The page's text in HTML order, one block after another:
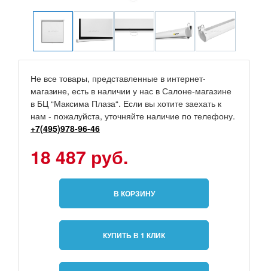
Не все товары, представленные в интернет-
магазине, есть в наличии у нас в Салоне-магазине
в БЦ “Максима Плаза“. Если вы хотите заехать к
нам - пожалуйста, уточняйте наличие по телефону.
+7(495)978-96-46
18 487 руб.
В КОРЗИНУ
КУПИТЬ В 1 КЛИК